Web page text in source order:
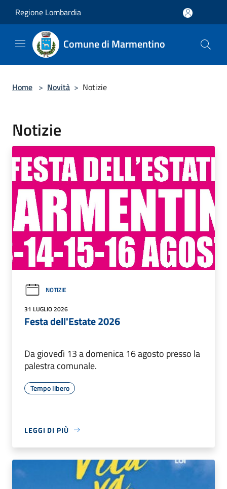
Regione Lombardia
Comune di Marmentino
Home > Novità > Notizie
Notizie
NOTIZIE
31 LUGLIO 2026
Festa dell'Estate 2026
Da giovedì 13 a domenica 16 agosto presso la
palestra comunale.
Tempo libero
LEGGI DI PIÙ